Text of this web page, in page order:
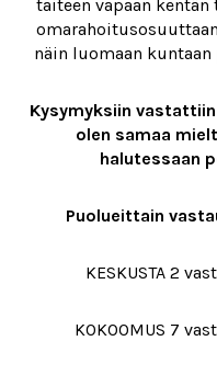
taiteen vapaan
näin luomaan
Kysymyksiin
olen samaa
halutessaan
Puolueittain
KESKUSTA 2
KOKOOMUS 7